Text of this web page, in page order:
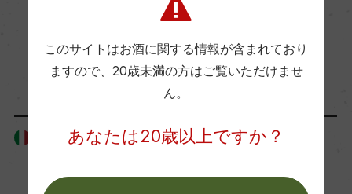
レンドして瓶内二次醗酵
熟成：デゴルジュマンまでの瓶内熟成 84カ月
5100
栽培面積
「生産者」が同じ商品
イタリア イタリア
このサイトはお酒に関する情報が含まれており
ますので、 20歳未満の方はご覧いただけませ
ん。
あなたは20歳以上ですか？